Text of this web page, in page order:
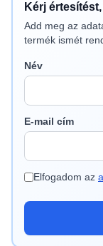
Kérj
Add meg az
termék ismét
Név
E-mail cím
Elfogadom az